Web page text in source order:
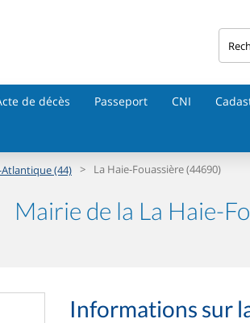
de décès Passeport CNI
(44) > La Haie-Fouassière (44690)
Mairie de la La Haie-
Informations sur